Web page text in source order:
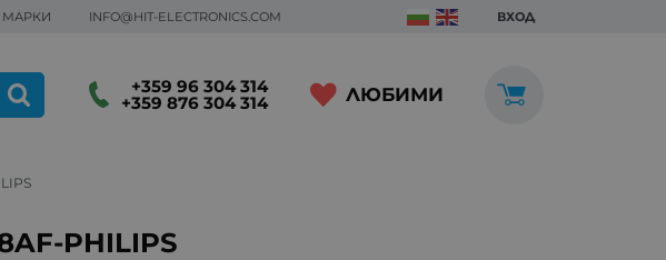
INFO@HIT-ELECTRONICS.COM ВХОД
+359 96 304 314
+359 876 304 314 ЛЮБИМИ
PHILIPS